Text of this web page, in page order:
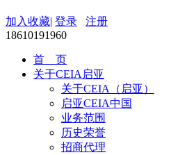
加入收藏| 登录
注册
18610191960
首 页
关于CEIA启亚
关于CEIA（启亚）
启亚CEIA中国
业务范围
历史荣誉
招商代理